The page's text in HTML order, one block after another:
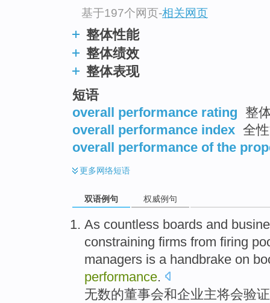
基于197个网页-相关网页
整体性能
整体绩效
整体表现
短语
overall performance rating 整
overall performance index 全
overall performance of the
更多网络短语
双语例句 权威例句
As countless boards and
constraining firms from firing
managers is a handbrake on
performance.
无数的董事会和企业主将会验